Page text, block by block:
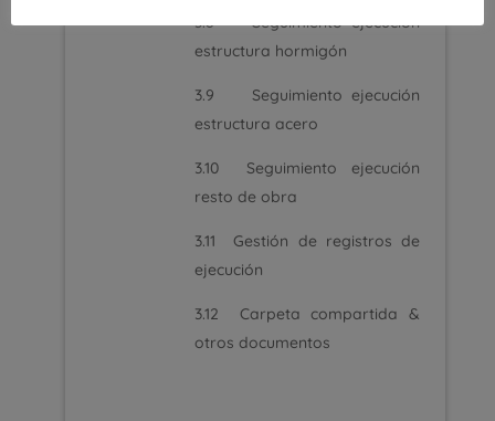
3.8 Seguimiento ejecución
estructura hormigón
3.9 Seguimiento ejecución
estructura acero
3.10 Seguimiento ejecución
resto de obra
3.11 Gestión de registros de
ejecución
3.12 Carpeta compartida &
otros documentos